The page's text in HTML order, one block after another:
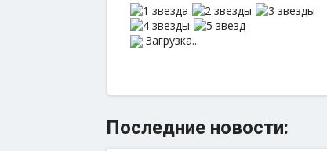
Загрузка...
Последние новости: